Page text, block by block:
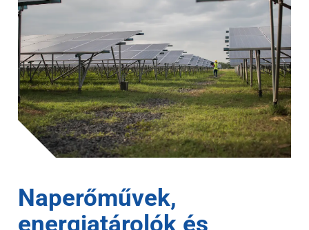
Naperőművek,
energiatárolók és